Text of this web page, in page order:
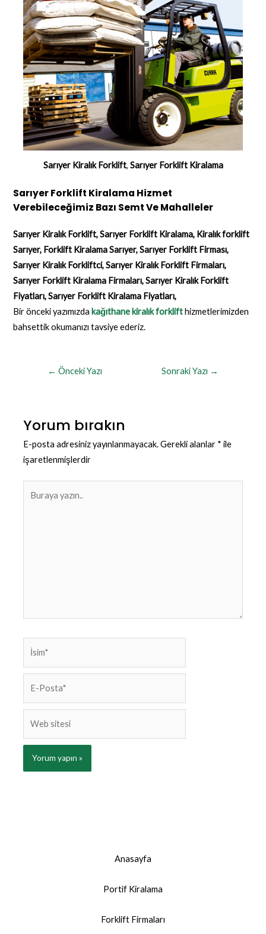
Sarıyer Kiralık Forklift, Sarıyer Forklift Kiralama
Sarıyer Forklift Kiralama Hizmet
Verebileceğimiz Bazı Semt Ve Mahalleler
Sarıyer Kiralık Forklift, Sarıyer Forklift Kiralama, Kiralık forklift
Sarıyer, Forklift Kiralama Sarıyer, Sarıyer Forklift Firması,
Sarıyer Kiralık Forkliftci, Sarıyer Kiralık Forklift Firmaları,
Sarıyer Forklift Kiralama Firmaları, Sarıyer Kiralık Forklift
Fiyatları, Sarıyer Forklift Kiralama Fiyatları,
Bir önceki yazımızdakağıthane kiralık forklifthizmetlerimizden
bahsettik okumanızı tavsiye ederiz.
← Önceki Yazı Sonraki Yazı →
Yorum bırakın
E-posta adresiniz yayınlanmayacak.Gerekli alanlar * ile
işaretlenmişlerdir
Anasayfa
Portif Kiralama
Forklift Firmaları